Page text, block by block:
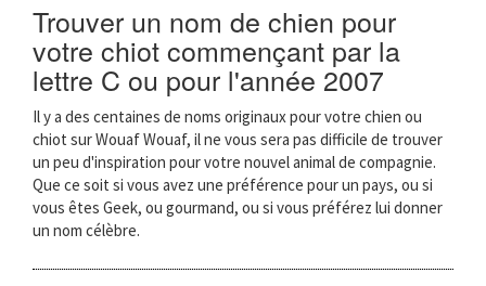
Trouver un nom de chien pour
votre chiot commençant par la
lettre C ou pour l'année 2007
Il y a des centaines de noms originaux pour votre chien ou
chiot sur Wouaf Wouaf, il ne vous sera pas difficile de trouver
un peu d'inspiration pour votre nouvel animal de compagnie.
Que ce soit si vous avez une préférence pour un pays, ou si
vous êtes Geek, ou gourmand, ou si vous préférez lui donner
un nom célèbre.